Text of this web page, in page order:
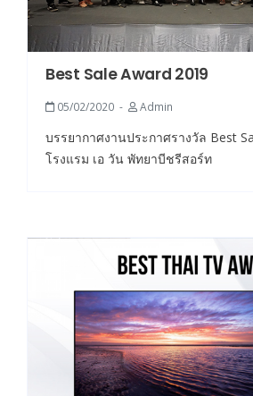
Best Sale Award 2019
05/02/2020 Admin
บรรยากาศงานประกาศรางวัล Best
โรงแรม เอ วัน พัทยาบีชรีสอร์ท